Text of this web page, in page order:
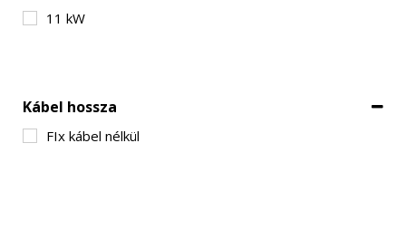
11 kW
Kábel hossza
FIx kábel nélkül